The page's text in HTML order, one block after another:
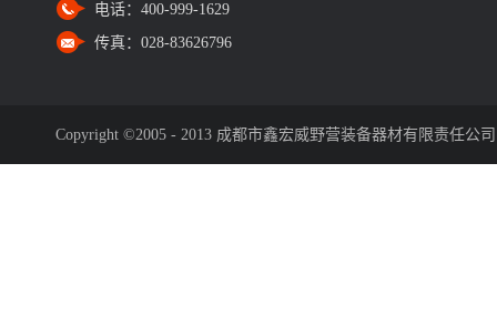
电话： 400-999-1629
传真： 028-83626796
Copyright ©2005 - 2013 成都市鑫宏威野营装备器材有限责任公司